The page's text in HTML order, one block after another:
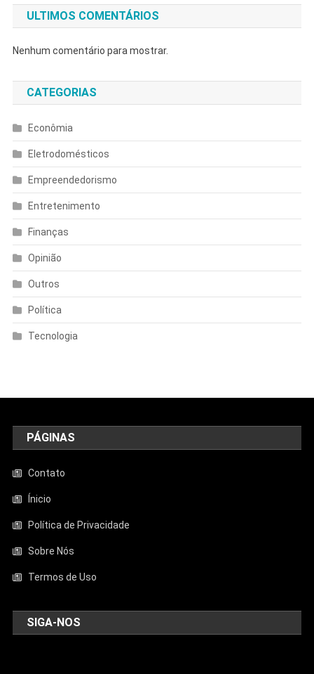
ULTIMOS COMENTÁRIOS
Nenhum comentário para mostrar.
CATEGORIAS
Econômia
Eletrodomésticos
Empreendedorismo
Entretenimento
Finanças
Opinião
Outros
Política
Tecnologia
PÁGINAS
Contato
Ínicio
Política de Privacidade
Sobre Nós
Termos de Uso
SIGA-NOS